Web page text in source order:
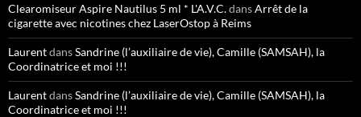
Clearomiseur Aspire Nautilus 5 ml * L'A.V.C.dansArrêt de la
cigarette avec nicotines chez LaserOstop à Reims
LaurentdansSandrine (l’auxiliaire de vie), Camille (SAMSAH), la
Coordinatrice et moi !!!
LaurentdansSandrine (l’auxiliaire de vie), Camille (SAMSAH), la
Coordinatrice et moi !!!